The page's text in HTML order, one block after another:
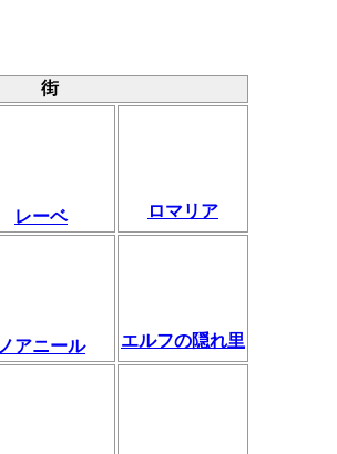
街
レーベ ロマリア
ノアニール エルフの隠れ里